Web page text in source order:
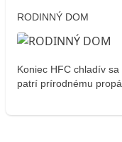
RODINNÝ DOM
Koniec HFC chladív
patrí prírodnému